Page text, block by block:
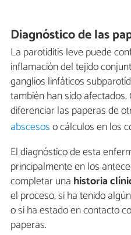
Diagnóstico de las
La parotiditis leve puede
inflamación del tejido
ganglios linfáticos
también han sido afectados.
diferenciar las paperas de
abscesoso cálculos en los
El diagnóstico de esta
principalmente en los
completar una historia
el proceso, si ha tenido
o si ha estado en contacto
paperas.